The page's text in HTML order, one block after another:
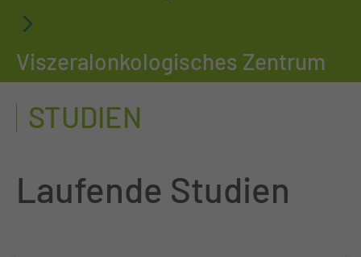
Viszeralonkologisches Zentrum
STUDIEN
Laufende Studien